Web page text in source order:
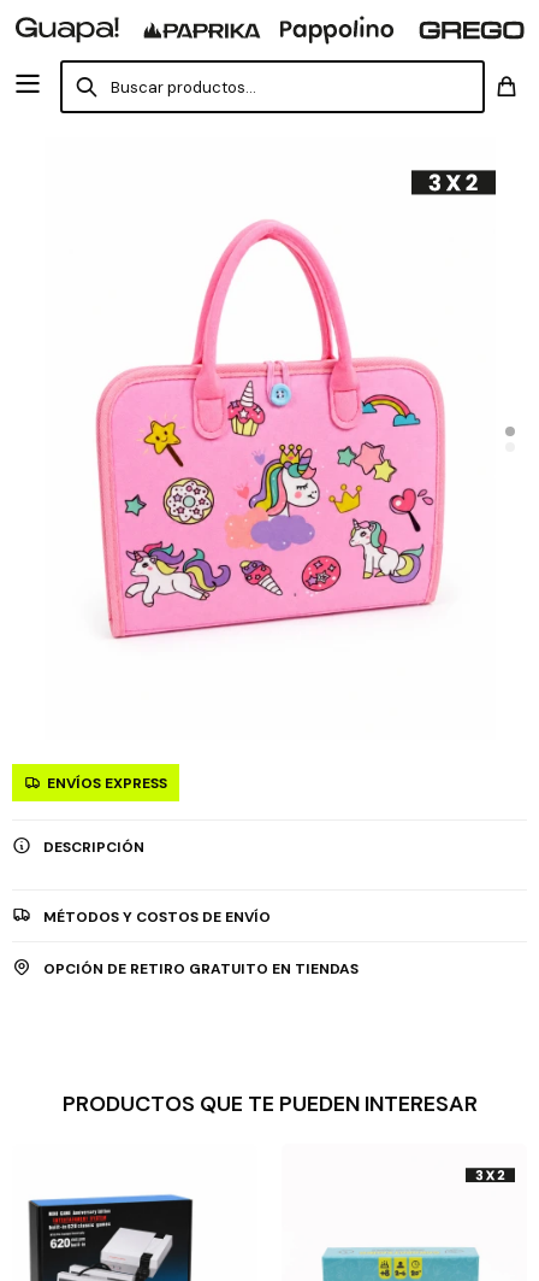
ENVÍOS EXPRESS
DESCRIPCIÓN
MÉTODOS Y COSTOS DE ENVÍO
OPCIÓN DE RETIRO GRATUITO EN TIENDAS
PRODUCTOS QUE TE PUEDEN INTERESAR